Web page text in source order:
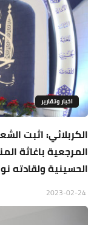
اخبار وتقارير
الكربلائي: اثبت
المرجعية باغاثة
الحسينية ولقادته